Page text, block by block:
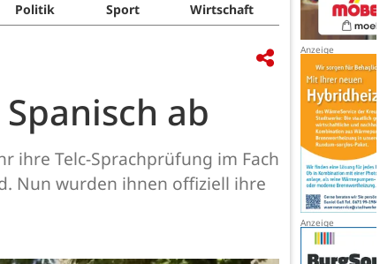
Politik Sport Wirtschaft
ab
ihre Telc-Sprachprüfung im Fach
Nun wurden ihnen offiziell ihre